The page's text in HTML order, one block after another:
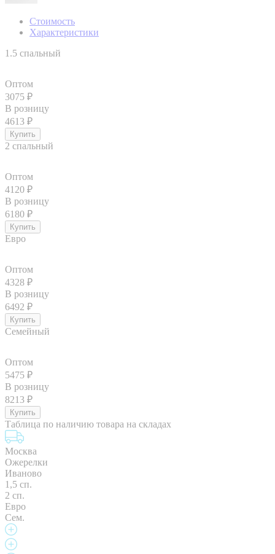
Стоимость
Характеристики
1.5 спальный
Оптом
3075 ₽
В розницу
4613 ₽
2 спальный
Оптом
4120 ₽
В розницу
6180 ₽
Евро
Оптом
4328 ₽
В розницу
6492 ₽
Семейный
Оптом
5475 ₽
В розницу
8213 ₽
Таблица по наличию товара на складах
Москва
Ожерелки
Иваново
1,5 сп.
2 сп.
Евро
Сем.